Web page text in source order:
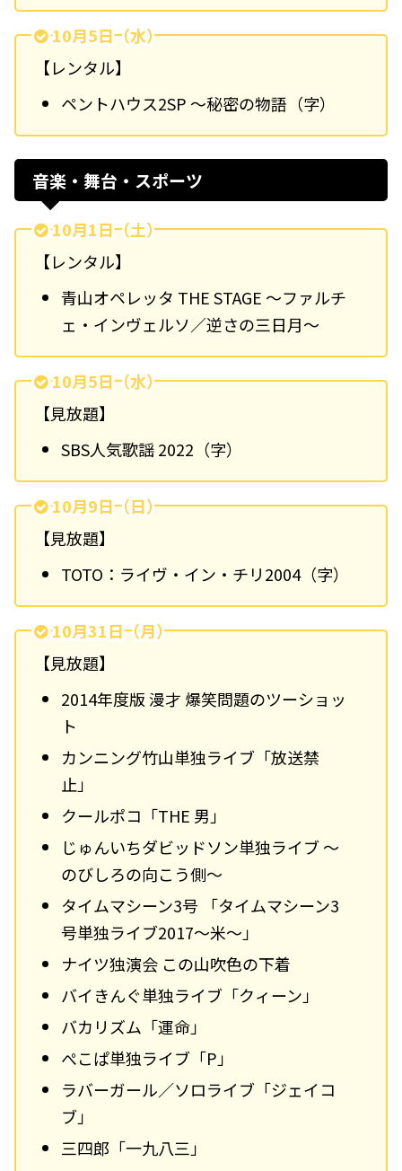
10月5日（水）
【レンタル】
ペントハウス2SP ～秘密の物語（字）
音楽・舞台・スポーツ
10月1日（土）
【レンタル】
青山オペレッタ THE STAGE ～ファルチ
ェ・インヴェルソ／逆さの三日月～
10月5日（水）
【見放題】
SBS人気歌謡 2022（字）
10月9日（日）
【見放題】
TOTO：ライヴ・イン・チリ2004（字）
10月31日（月）
【見放題】
2014年度版 漫才 爆笑問題のツーショッ
ト
カンニング竹山単独ライブ「放送禁
止」
クールポコ「THE 男」
じゅんいちダビッドソン単独ライブ ～
のびしろの向こう側～
タイムマシーン3号 「タイムマシーン3
号単独ライブ2017～米～」
ナイツ独演会 この山吹色の下着
バイきんぐ単独ライブ「クィーン」
バカリズム「運命」
ぺこぱ単独ライブ「P」
ラバーガール／ソロライブ「ジェイコ
ブ」
三四郎「一九八三」